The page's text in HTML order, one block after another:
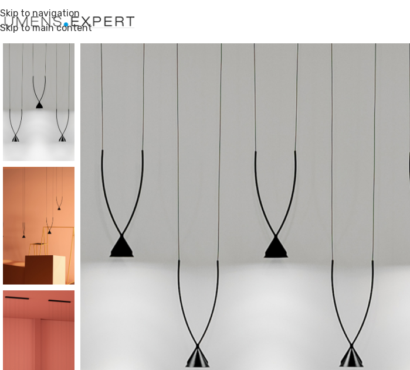
Skip to navigation
Skip to main content